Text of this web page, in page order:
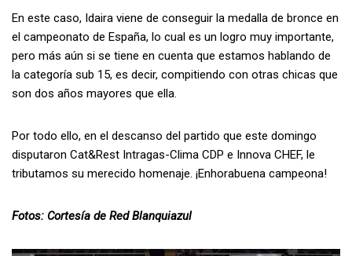
En este caso, Idaira viene de conseguir la medalla de bronce en
el campeonato de España, lo cual es un logro muy importante,
pero más aún si se tiene en cuenta que estamos hablando de
la categoría sub 15, es decir, compitiendo con otras chicas que
son dos años mayores que ella.
Por todo ello, en el descanso del partido que este domingo
disputaron Cat&Rest Intragas-Clima CDP e Innova CHEF, le
tributamos su merecido homenaje. ¡Enhorabuena campeona!
Fotos: Cortesía de Red Blanquiazul